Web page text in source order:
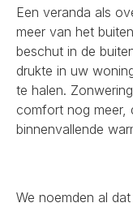
Een veranda als
meer van het
beschut in de
drukte in uw
te halen.
comfort nog meer,
binnenvallende
We noemden al